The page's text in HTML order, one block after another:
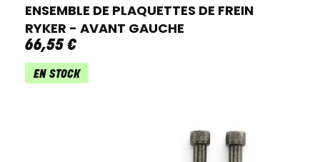
ENSEMBLE DE PLAQUETTES DE FREIN
RYKER - AVANT GAUCHE
66,55 €
EN STOCK